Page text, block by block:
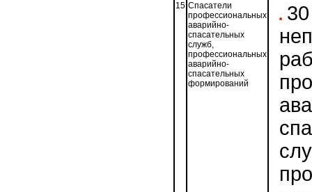
15 Спасатели
профессиональных
аварийно-
спасательных
служб,
профессиональных
аварийно-
спасательных
формирований